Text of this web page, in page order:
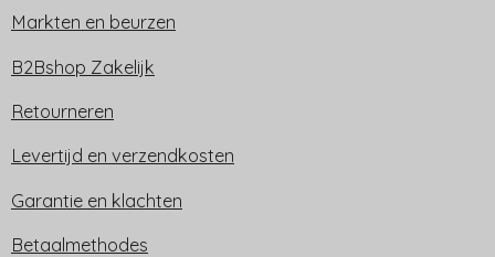
Markten en beurzen
B2Bshop Zakelijk
Retourneren
Levertijd en verzendkosten
Garantie en klachten
Betaalmethodes